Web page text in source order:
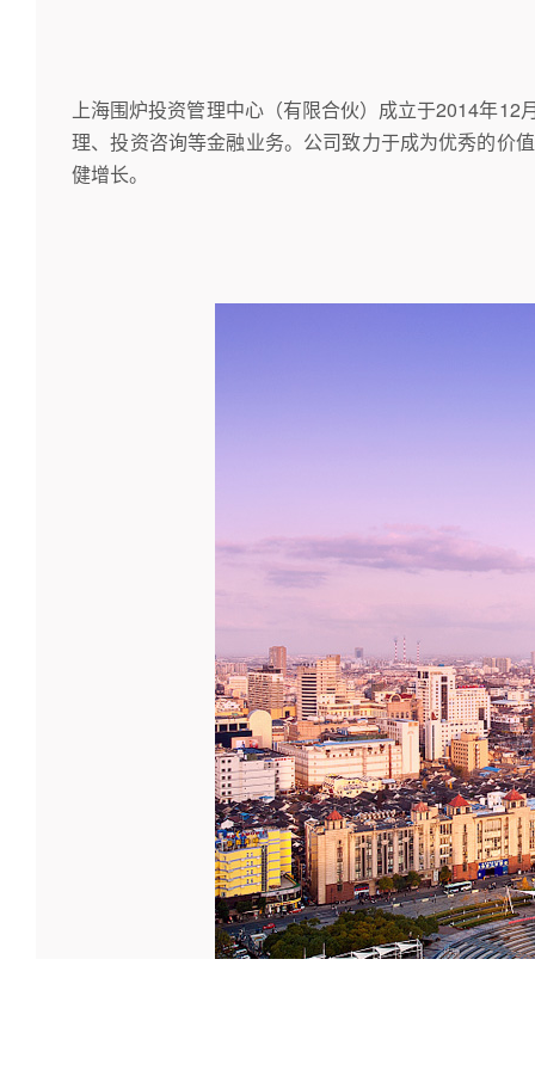
上海围炉投资管理中心（有限合伙）成立于2014年
理、投资咨询等金融业务。公司致力于成为优秀的价
健增长。